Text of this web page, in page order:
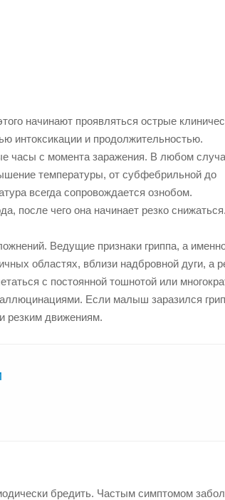
начинают проявляться острые
интоксикации и продолжительностью.
часы с момента заражения. В любом
температуры, от субфебрильной до
всегда сопровождается ознобом.
после чего она начинает резко снижаться.
Ведущие признаки гриппа, а
областях, вблизи надбровной дуги, а
с постоянной тошнотой или
Если малыш заразился
резким движениям.
бредить. Частым симптомом